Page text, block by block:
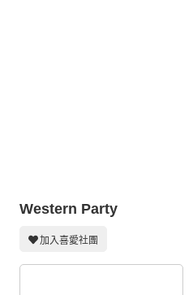
交流中心
攤位轉讓區
Western Party
加入喜愛社團